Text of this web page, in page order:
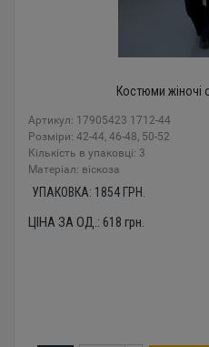
Костюми жіночі
Артикул: 17905423 1712-44
Розміри: 42-44, 46-48, 50-52
Кількість в упаковці: 3
Mатеріал: віскоза
УПАКОВКА: 1854 ГРН.
ЦІНА ЗА ОД.: 618 грн.